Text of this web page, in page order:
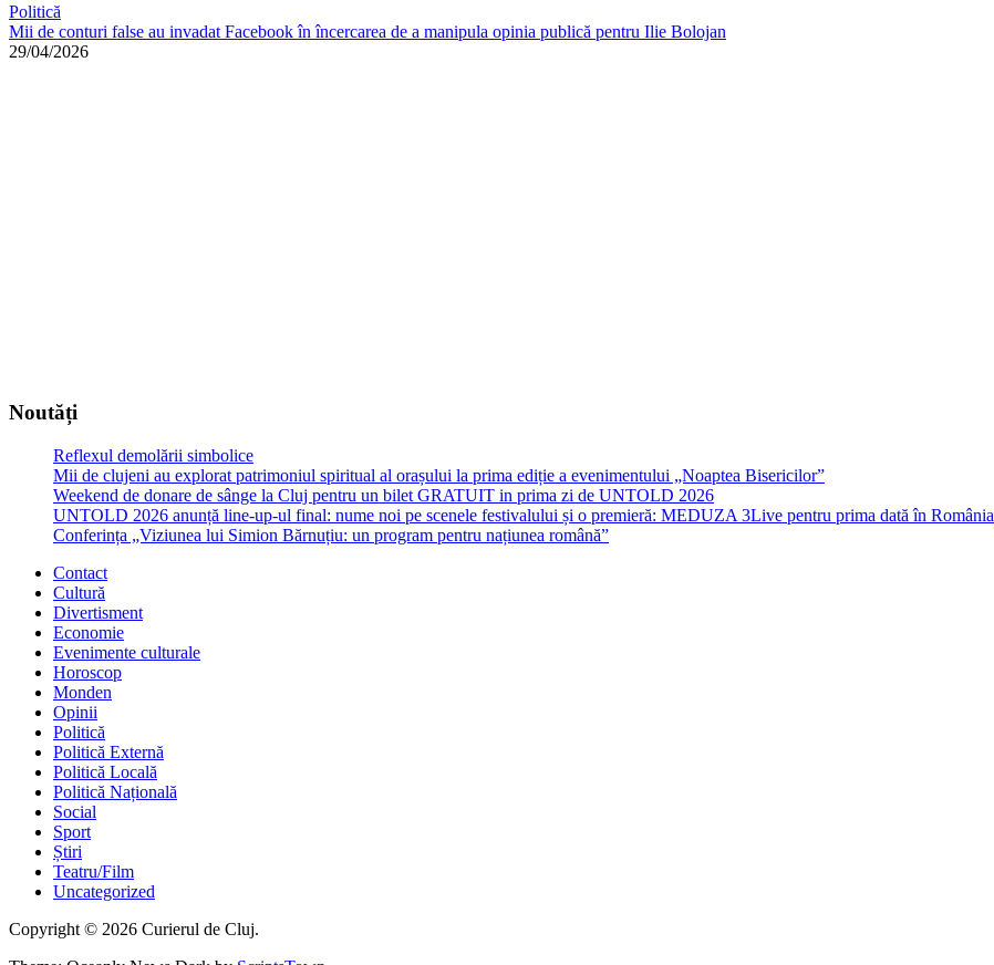
Politică
Mii de conturi false au invadat Facebook în încercarea de a manipula opinia publică pentru Ilie Bolojan
29/04/2026
Noutăți
Reflexul demolării simbolice
Mii de clujeni au explorat patrimoniul spiritual al orașului la prima ediție a evenimentului „Noaptea Bisericilor”
Weekend de donare de sânge la Cluj pentru un bilet GRATUIT in prima zi de UNTOLD 2026
UNTOLD 2026 anunță line-up-ul final: nume noi pe scenele festivalului și o premieră: MEDUZA 3Live pentru prima dată în România
Conferința „Viziunea lui Simion Bărnuțiu: un program pentru națiunea română”
Contact
Cultură
Divertisment
Economie
Evenimente culturale
Horoscop
Monden
Opinii
Politică
Politică Externă
Politică Locală
Politică Națională
Social
Sport
Știri
Teatru/Film
Uncategorized
Copyright © 2026 Curierul de Cluj.